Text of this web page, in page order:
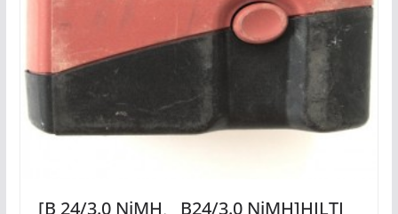
[B 24/3.0 NiMH、B24/3.0 NiMH]HILTI